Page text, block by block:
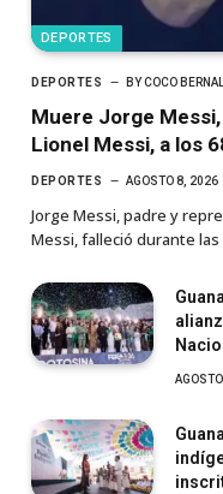
DEPORTES
DEPORTES BYCOCO BERNAL
Muere Jorge
Lionel Messi, a los
DEPORTES AGOSTO 8, 2026
Jorge Messi, padre y
Messi, falleció durante